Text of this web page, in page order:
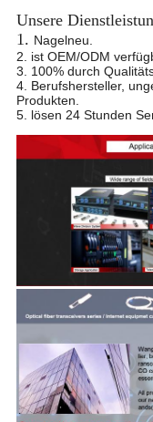
Unsere
1. Nagelneu.
2. ist OEM/ODM
3. 100% durch
4. Berufshersteller,
Produkten.
5. lösen 24 Stunden